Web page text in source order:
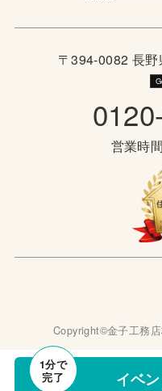
1分で
完了
イベ
〒394-0082 長
営業時
Copyright©金子工務
資料請求 来場